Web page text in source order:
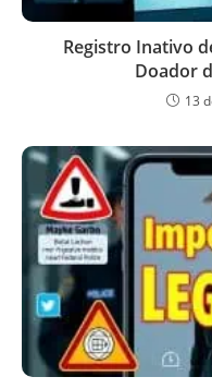
Registro Inativo
Doador
13